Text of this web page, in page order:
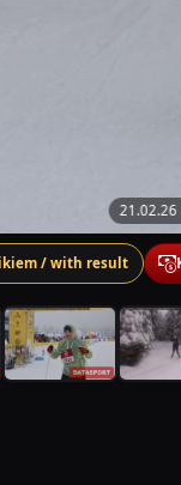
21.02.26
/ with result